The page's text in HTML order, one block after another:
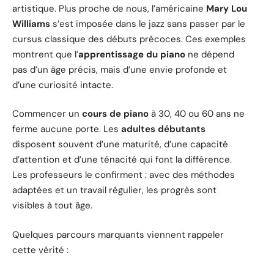
artistique. Plus proche de nous, l’américaine Mary Lou
Williams s’est imposée dans le jazz sans passer par le
cursus classique des débuts précoces. Ces exemples
montrent que l’apprentissage du piano ne dépend
pas d’un âge précis, mais d’une envie profonde et
d’une curiosité intacte.
Commencer un cours de piano à 30, 40 ou 60 ans ne
ferme aucune porte. Les adultes débutants
disposent souvent d’une maturité, d’une capacité
d’attention et d’une ténacité qui font la différence.
Les professeurs le confirment : avec des méthodes
adaptées et un travail régulier, les progrès sont
visibles à tout âge.
Quelques parcours marquants viennent rappeler
cette vérité :